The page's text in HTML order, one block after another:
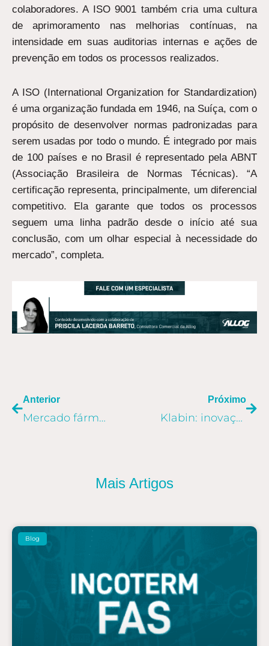
colaboradores. A ISO 9001 também cria uma cultura
de aprimoramento nas melhorias contínuas, na
intensidade em suas auditorias internas e ações de
prevenção em todos os processos realizados.
A ISO (International Organization for Standardization)
é uma organização fundada em 1946, na Suíça, com o
propósito de desenvolver normas padronizadas para
serem usadas por todo o mundo. É integrado por mais
de 100 países e no Brasil é representado pela ABNT
(Associação Brasileira de Normas Técnicas). “A
certificação representa, principalmente, um diferencial
competitivo. Ela garante que todos os processos
seguem uma linha padrão desde o início até sua
conclusão, com um olhar especial à necessidade do
mercado”, completa.
Anterior
Mercado fármaco: executiva da Biolab fala sobre desafios e adaptações ao novo momento do Comex no Grupo Allog
Próximo
Klabin: inovação nas empresas é tema de palestra na 6ª Semana Cultural Allog
Mais Artigos
Blog